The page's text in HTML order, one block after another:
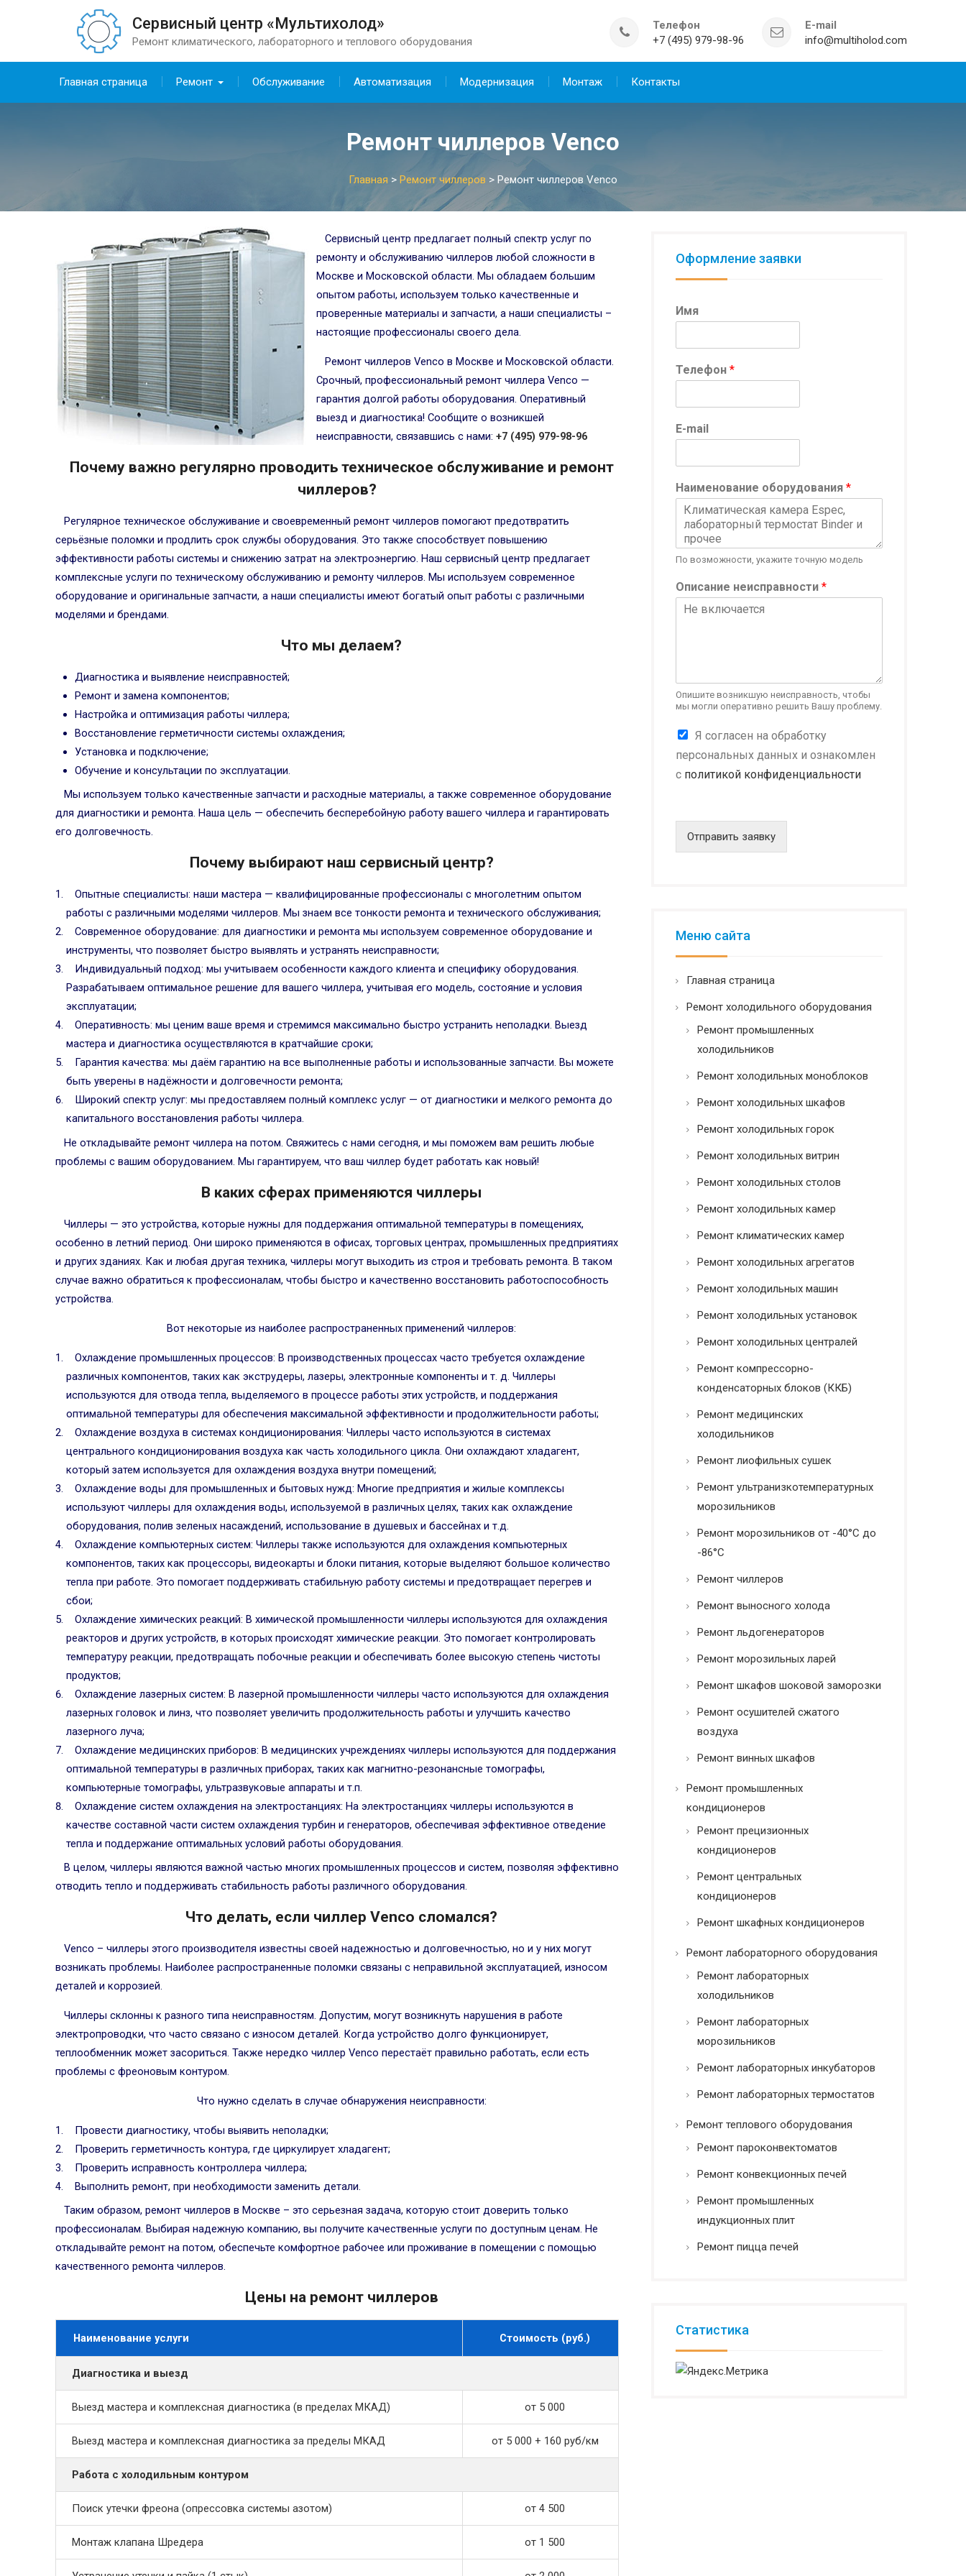
Сервисный центр «Мультихолод»
Ремонт климатического, лабораторного и теплового оборудования
Телефон
+7 (495) 979-98-96
E-mail
info@multiholod.com
Главная страница Ремонт Обслуживание Автоматизация Модернизация Монтаж Контакты
Ремонт чиллеров Venco
Главная > Ремонт чиллеров > Ремонт чиллеров Venco
Сервисный центр предлагает полный спектр услуг по
ремонту и обслуживанию чиллеров любой сложности в
Москве и Московской области. Мы обладаем большим
опытом работы, используем только качественные и
проверенные материалы и запчасти, а наши специалисты –
настоящие профессионалы своего дела.
Ремонт чиллеров Venco в Москве и Московской области.
Срочный, профессиональный ремонт чиллера Venco —
гарантия долгой работы оборудования. Оперативный
выезд и диагностика! Сообщите о возникшей
неисправности, связавшись с нами: +7 (495) 979-98-96
Почему важно регулярно проводить техническое обслуживание и ремонт
чиллеров?
Регулярное техническое обслуживание и своевременный ремонт чиллеров помогают предотвратить
серьёзные поломки и продлить срок службы оборудования. Это также способствует повышению
эффективности работы системы и снижению затрат на электроэнергию. Наш сервисный центр предлагает
комплексные услуги по техническому обслуживанию и ремонту чиллеров. Мы используем современное
оборудование и оригинальные запчасти, а наши специалисты имеют богатый опыт работы с различными
моделями и брендами.
Что мы делаем?
Диагностика и выявление неисправностей;
Ремонт и замена компонентов;
Настройка и оптимизация работы чиллера;
Восстановление герметичности системы охлаждения;
Установка и подключение;
Обучение и консультации по эксплуатации.
Мы используем только качественные запчасти и расходные материалы, а также современное оборудование
для диагностики и ремонта. Наша цель — обеспечить бесперебойную работу вашего чиллера и гарантировать
его долговечность.
Почему выбирают наш сервисный центр?
Опытные специалисты: наши мастера — квалифицированные профессионалы с многолетним опытом
работы с различными моделями чиллеров. Мы знаем все тонкости ремонта и технического обслуживания;
Современное оборудование: для диагностики и ремонта мы используем современное оборудование и
инструменты, что позволяет быстро выявлять и устранять неисправности;
Индивидуальный подход: мы учитываем особенности каждого клиента и специфику оборудования.
Разрабатываем оптимальное решение для вашего чиллера, учитывая его модель, состояние и условия
эксплуатации;
Оперативность: мы ценим ваше время и стремимся максимально быстро устранить неполадки. Выезд
мастера и диагностика осуществляются в кратчайшие сроки;
Гарантия качества: мы даём гарантию на все выполненные работы и использованные запчасти. Вы можете
быть уверены в надёжности и долговечности ремонта;
Широкий спектр услуг: мы предоставляем полный комплекс услуг — от диагностики и мелкого ремонта до
капитального восстановления работы чиллера.
Не откладывайте ремонт чиллера на потом. Свяжитесь с нами сегодня, и мы поможем вам решить любые
проблемы с вашим оборудованием. Мы гарантируем, что ваш чиллер будет работать как новый!
В каких сферах применяются чиллеры
Чиллеры — это устройства, которые нужны для поддержания оптимальной температуры в помещениях,
особенно в летний период. Они широко применяются в офисах, торговых центрах, промышленных предприятиях
и других зданиях. Как и любая другая техника, чиллеры могут выходить из строя и требовать ремонта. В таком
случае важно обратиться к профессионалам, чтобы быстро и качественно восстановить работоспособность
устройства.
Вот некоторые из наиболее распространенных применений чиллеров:
Охлаждение промышленных процессов: В производственных процессах часто требуется охлаждение
различных компонентов, таких как экструдеры, лазеры, электронные компоненты и т. д. Чиллеры
используются для отвода тепла, выделяемого в процессе работы этих устройств, и поддержания
оптимальной температуры для обеспечения максимальной эффективности и продолжительности работы;
Охлаждение воздуха в системах кондиционирования: Чиллеры часто используются в системах
центрального кондиционирования воздуха как часть холодильного цикла. Они охлаждают хладагент,
который затем используется для охлаждения воздуха внутри помещений;
Охлаждение воды для промышленных и бытовых нужд: Многие предприятия и жилые комплексы
используют чиллеры для охлаждения воды, используемой в различных целях, таких как охлаждение
оборудования, полив зеленых насаждений, использование в душевых и бассейнах и т.д.
Охлаждение компьютерных систем: Чиллеры также используются для охлаждения компьютерных
компонентов, таких как процессоры, видеокарты и блоки питания, которые выделяют большое количество
тепла при работе. Это помогает поддерживать стабильную работу системы и предотвращает перегрев и
сбои;
Охлаждение химических реакций: В химической промышленности чиллеры используются для охлаждения
реакторов и других устройств, в которых происходят химические реакции. Это помогает контролировать
температуру реакции, предотвращать побочные реакции и обеспечивать более высокую степень чистоты
продуктов;
Охлаждение лазерных систем: В лазерной промышленности чиллеры часто используются для охлаждения
лазерных головок и линз, что позволяет увеличить продолжительность работы и улучшить качество
лазерного луча;
Охлаждение медицинских приборов: В медицинских учреждениях чиллеры используются для поддержания
оптимальной температуры в различных приборах, таких как магнитно-резонансные томографы,
компьютерные томографы, ультразвуковые аппараты и т.п.
Охлаждение систем охлаждения на электростанциях: На электростанциях чиллеры используются в
качестве составной части систем охлаждения турбин и генераторов, обеспечивая эффективное отведение
тепла и поддержание оптимальных условий работы оборудования.
В целом, чиллеры являются важной частью многих промышленных процессов и систем, позволяя эффективно
отводить тепло и поддерживать стабильность работы различного оборудования.
Что делать, если чиллер Venco сломался?
Venco – чиллеры этого производителя известны своей надежностью и долговечностью, но и у них могут
возникать проблемы. Наиболее распространенные поломки связаны с неправильной эксплуатацией, износом
деталей и коррозией.
Чиллеры склонны к разного типа неисправностям. Допустим, могут возникнуть нарушения в работе
электропроводки, что часто связано с износом деталей. Когда устройство долго функционирует,
теплообменник может засориться. Также нередко чиллер Venco перестаёт правильно работать, если есть
проблемы с фреоновым контуром.
Что нужно сделать в случае обнаружения неисправности:
Провести диагностику, чтобы выявить неполадки;
Проверить герметичность контура, где циркулирует хладагент;
Проверить исправность контроллера чиллера;
Выполнить ремонт, при необходимости заменить детали.
Таким образом, ремонт чиллеров в Москве – это серьезная задача, которую стоит доверить только
профессионалам. Выбирая надежную компанию, вы получите качественные услуги по доступным ценам. Не
откладывайте ремонт на потом, обеспечьте комфортное рабочее или проживание в помещении с помощью
качественного ремонта чиллеров.
Цены на ремонт чиллеров
Наименование услуги Стоимость (руб.)
Диагностика и выезд
Выезд мастера и комплексная диагностика (в пределах МКАД) от 5 000
Выезд мастера и комплексная диагностика за пределы МКАД от 5 000 + 160 руб/км
Работа с холодильным контуром
Поиск утечки фреона (опрессовка системы азотом) от 4 500
Монтаж клапана Шредера от 1 500
Оформление заявки
Имя
Телефон*
О
п
с
н
-
m
a
i
i
l
E-mail
Наименование оборудования*
По возможности, укажите точную модель
Описание неисправности*
Опишите возникшую неисправность, чтобы
мы могли оперативно решить Вашу проблему.
К
н
ф
е
о
ь
Я согласен на обработку
персональных данных и ознакомлен
с политикой конфиденциальности
Отправить заявку
Меню сайта
Главная страница
Ремонт холодильного оборудования
Ремонт промышленных
холодильников
Ремонт холодильных моноблоков
Ремонт холодильных шкафов
Ремонт холодильных горок
Ремонт холодильных витрин
Ремонт холодильных столов
Ремонт холодильных камер
Ремонт климатических камер
Ремонт холодильных агрегатов
Ремонт холодильных машин
Ремонт холодильных установок
Ремонт холодильных централей
Ремонт компрессорно-
конденсаторных блоков (ККБ)
Ремонт медицинских
холодильников
Ремонт лиофильных сушек
Ремонт ультранизкотемпературных
морозильников
Ремонт морозильников от -40°C до
-86°C
Ремонт чиллеров
Ремонт выносного холода
Ремонт льдогенераторов
Ремонт морозильных ларей
Ремонт шкафов шоковой заморозки
Ремонт осушителей сжатого
воздуха
Ремонт винных шкафов
Ремонт промышленных
кондиционеров
Ремонт прецизионных
кондиционеров
Ремонт центральных
кондиционеров
Ремонт шкафных кондиционеров
Ремонт лабораторного оборудования
Ремонт лабораторных
холодильников
Ремонт лабораторных
морозильников
Ремонт лабораторных инкубаторов
Ремонт лабораторных термостатов
Ремонт теплового оборудования
Ремонт пароконвектоматов
Ремонт конвекционных печей
Ремонт промышленных
индукционных плит
Ремонт пицца печей
Статистика